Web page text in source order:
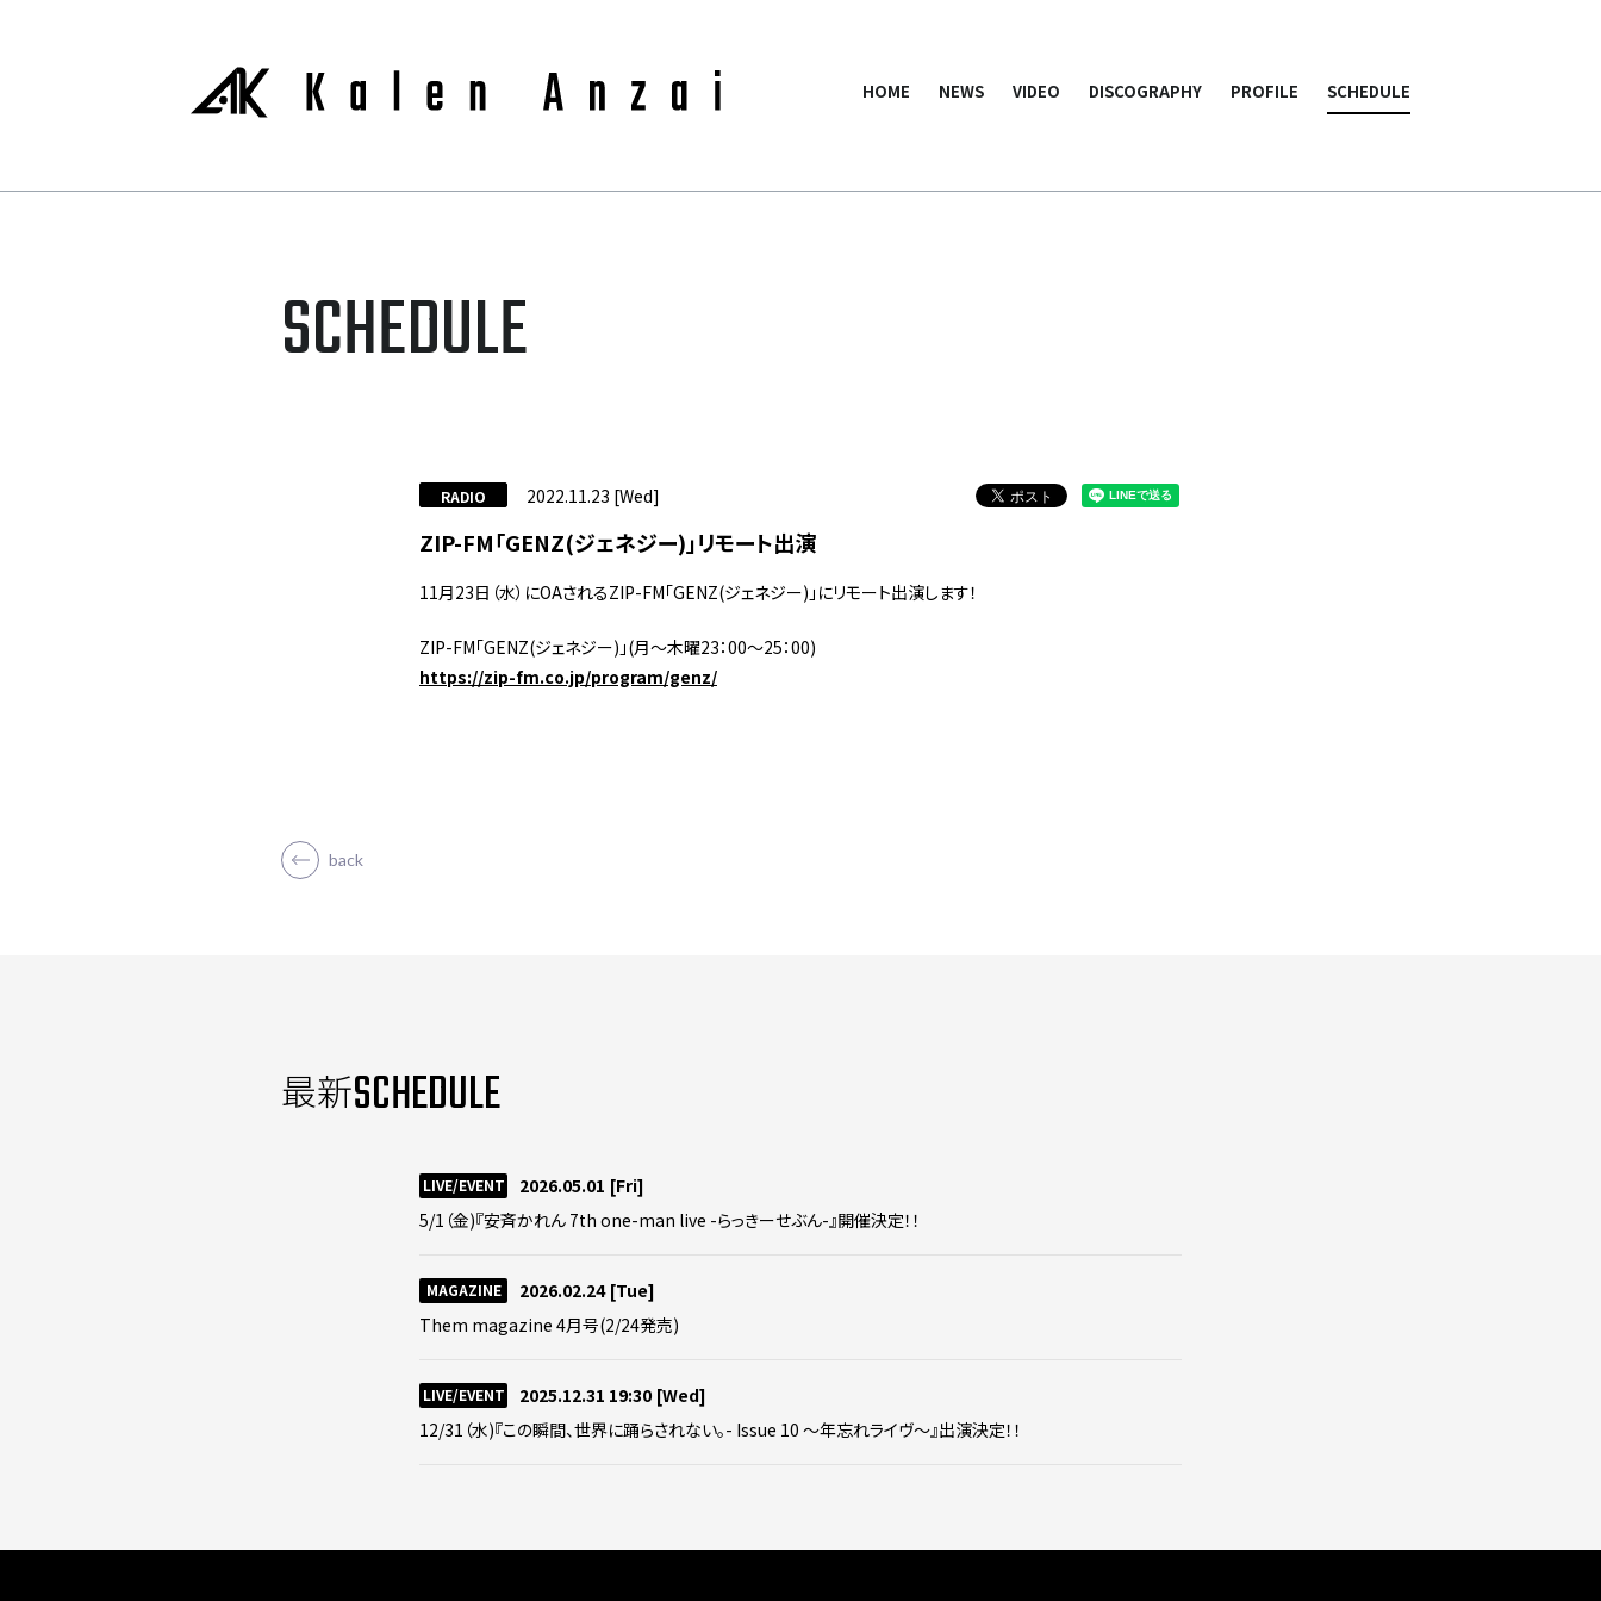
HOME NEWS VIDEO DISCOGRAPHY PROFILE SCHEDULE
SCHEDULE
2022.11.23 [Wed]
RADIO
ZIP-FM「GENZ(ジェネジー)」リモート出演
11月23日（水）にOAされるZIP-FM「GENZ(ジェネジー)」にリモート出演します！
ZIP-FM「GENZ(ジェネジー)」(月～木曜23：00～25：00)
https://zip-fm.co.jp/program/genz/
back
最新SCHEDULE
LIVE/EVENT 2026.05.01 [Fri]
5/1（金)『安斉かれん 7th one-man live -らっきーせぶん-』開催決定！！
MAGAZINE 2026.02.24 [Tue]
Them magazine 4月号(2/24発売)
LIVE/EVENT 2025.12.31 19:30 [Wed]
12/31（水)『この瞬間、世界に踊らされない。- Issue 10 ～年忘れライヴ～』出演決定！！